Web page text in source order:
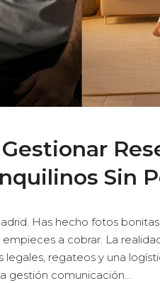
Sin
Has hecho fotos
a cobrar. La
legales, regateos y una
gestión comunicación...